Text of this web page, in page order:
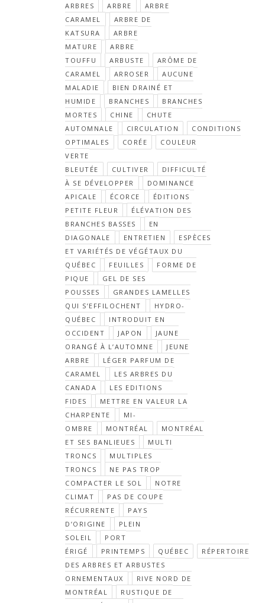
ARBRES ARBRE
ARBRE
CARAMEL
ARBRE DE
KATSURA
ARBRE
MATURE
ARBRE
TOUFFU
ARBUSTE
ARÔME DE
CARAMEL
ARROSER
AUCUNE
MALADIE
BIEN DRAINÉ ET
HUMIDE
BRANCHES
BRANCHES
MORTES
CHINE
CHUTE
AUTOMNALE
CIRCULATION
CONDITIONS
OPTIMALES
CORÉE
COULEUR
VERTE
BLEUTÉE
CULTIVER
DIFFICULTÉ
À SE DÉVELOPPER
DOMINANCE
APICALE
ÉCORCE
ÉDITIONS
PETITE FLEUR
ÉLÉVATION DES
BRANCHES BASSES
EN
DIAGONALE
ENTRETIEN
ESPÈCES
ET VARIÉTÉS DE VÉGÉTAUX DU
QUÉBEC
FEUILLES
FORME DE
PIQUE
GEL DE SES
POUSSES
GRANDES LAMELLES
QUI S’EFFILOCHENT
HYDRO-
QUÉBEC
INTRODUIT EN
OCCIDENT
JAPON
JAUNE
ORANGÉ À L’AUTOMNE
JEUNE
ARBRE
LÉGER PARFUM DE
CARAMEL
LES ARBRES DU
CANADA
LES EDITIONS
FIDES
METTRE EN VALEUR LA
CHARPENTE
MI-
OMBRE
MONTRÉAL
MONTRÉAL
ET SES BANLIEUES
MULTI
TRONCS
MULTIPLES
TRONCS
NE PAS TROP
COMPACTER LE SOL
NOTRE
CLIMAT
PAS DE COUPE
RÉCURRENTE
PAYS
D’ORIGINE
PLEIN
SOLEIL
PORT
ÉRIGÉ
PRINTEMPS QUÉBEC
RÉPERTOIRE
DES ARBRES ET ARBUSTES
ORNEMENTAUX
RIVE NORD DE
MONTRÉAL
RUSTIQUE DE